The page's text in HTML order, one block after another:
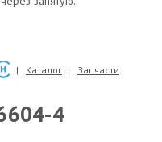
Каталог Запчасти
4